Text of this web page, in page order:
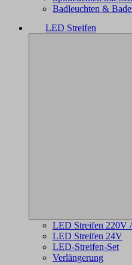
Badleuchten &
LED Streifen
LED Streifen 220V
LED Streifen 24V
LED-Streifen-Set
Verlängerung